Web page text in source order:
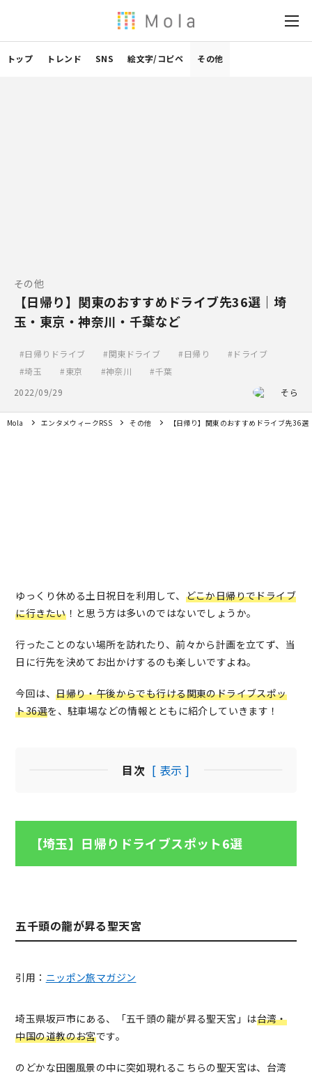
トップ トレンド SNS 絵文字/コピペ その他
その他
【日帰り】関東のおすすめドライブ先36選｜埼
玉・東京・神奈川・千葉など
日帰りドライブ 関東ドライブ 日帰り
ドライブ
埼玉
東京 神奈川
千葉
2022/09/29
そら
Mola エンタメウィークRSS その他 【日帰り】関東のおすすめドライブ先36
ゆっくり休める土日祝日を利用して、 どこか日帰りでドライブ
に行きたい！と思う方は多いのではないでしょうか。
行ったことのない場所を訪れたり、前々から計画を立てず、当
日に行先を決めてお出かけするのも楽しいですよね。
今回は、日帰り・午後からでも行ける関東のドライブスポッ
ト36選を、駐車場などの情報とともに紹介していきます！
目次 [ 表示 ]
【埼玉】日帰りドライブスポット6選
五千頭の龍が昇る聖天宮
引用： ニッポン旅マガジン
埼玉県坂戸市にある、「五千頭の龍が昇る聖天宮」は台湾・
中国の道教のお宮です。
のどかな田園風景の中に突如現れるこちらの聖天宮は、台湾